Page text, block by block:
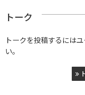
トーク
トークを投稿するには
い。